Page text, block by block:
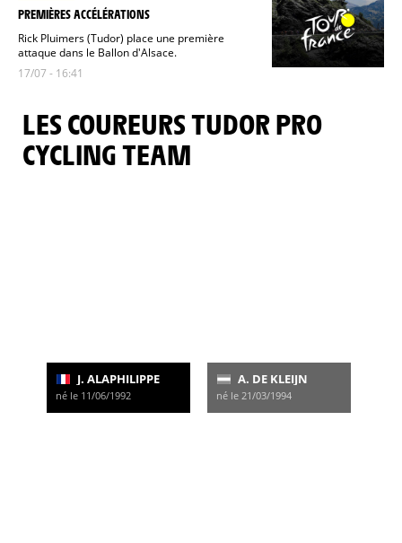
PREMIÈRES ACCÉLÉRATIONS
Rick Pluimers (Tudor) place une première
attaque dans le Ballon d'Alsace.
17/07 - 16:41
LES COUREURS TUDOR PRO
CYCLING TEAM
J. ALAPHILIPPE
né le 11/06/1992
A. DE KLEIJN
né le 21/03/1994